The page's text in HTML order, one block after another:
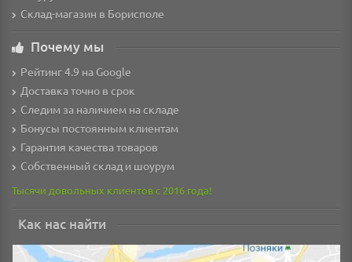
Склад-магазин в Борисполе
Почему мы
Рейтинг 4.9 на Google
Доставка точно в срок
Следим за наличием на складе
Бонусы постоянным клиентам
Гарантия качества товаров
Собственный склад и шоурум
Тысячи довольных клиентов с 2016 года!
Как нас найти